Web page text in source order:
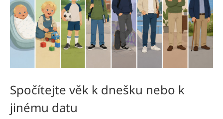
Spočítejte věk k dnešku nebo k
jinému datu